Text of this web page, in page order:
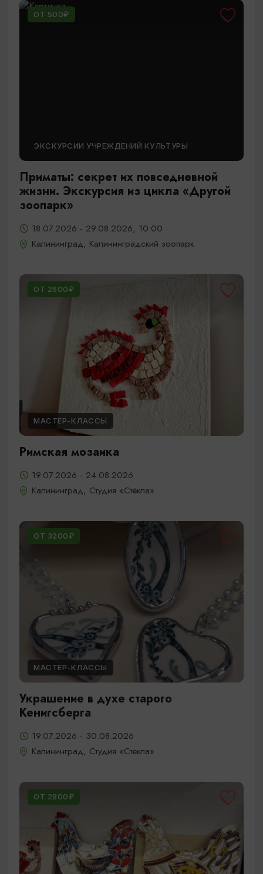
ОТ 500₽
ЭКСКУРСИИ УЧРЕЖДЕНИЙ КУЛЬТУРЫ
Приматы: секрет их повседневной
жизни. Экскурсия из цикла «Другой
зоопарк»
18.07.2026 - 29.08.2026, 10:00
Калининград, Калининградский зоопарк
ОТ 2600₽
МАСТЕР-КЛАССЫ
Римская мозаика
19.07.2026 - 24.08.2026
Калининград, Студия «Стёкла»
ОТ 3200₽
МАСТЕР-КЛАССЫ
Украшение в духе старого
Кенигсберга
19.07.2026 - 30.08.2026
Калининград, Студия «Стёкла»
ОТ 2800₽